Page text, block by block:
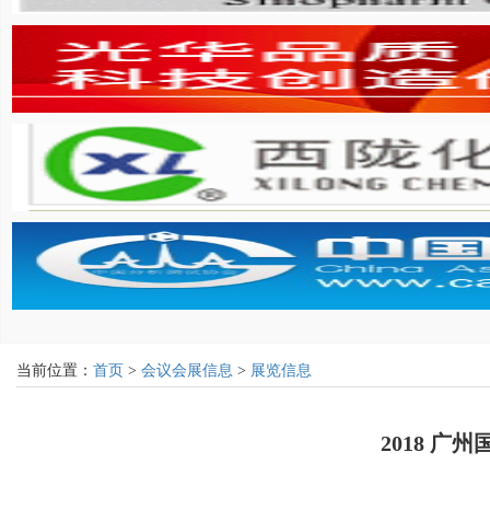
当前位置： 首页 > 会议会展信息 > 展览信息
2018 广州